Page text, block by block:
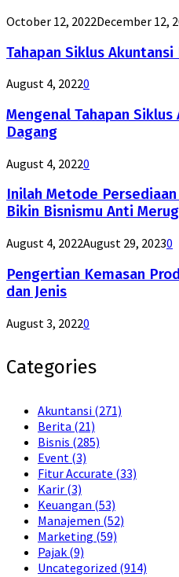
October 12, 2022December 12,
Tahapan Siklus
August 4, 20220
Mengenal Tahapan
Dagang
August 4, 20220
Inilah Metode
Bikin Bisnismu Anti
August 4, 2022August 29, 20230
Pengertian Kemasan
dan Jenis
August 3, 20220
Categories
Akuntansi (271)
Berita (21)
Bisnis (285)
Event (3)
Fitur Accurate (33)
Karir (3)
Keuangan (53)
Manajemen (52)
Marketing (59)
Pajak (9)
Uncategorized (914)